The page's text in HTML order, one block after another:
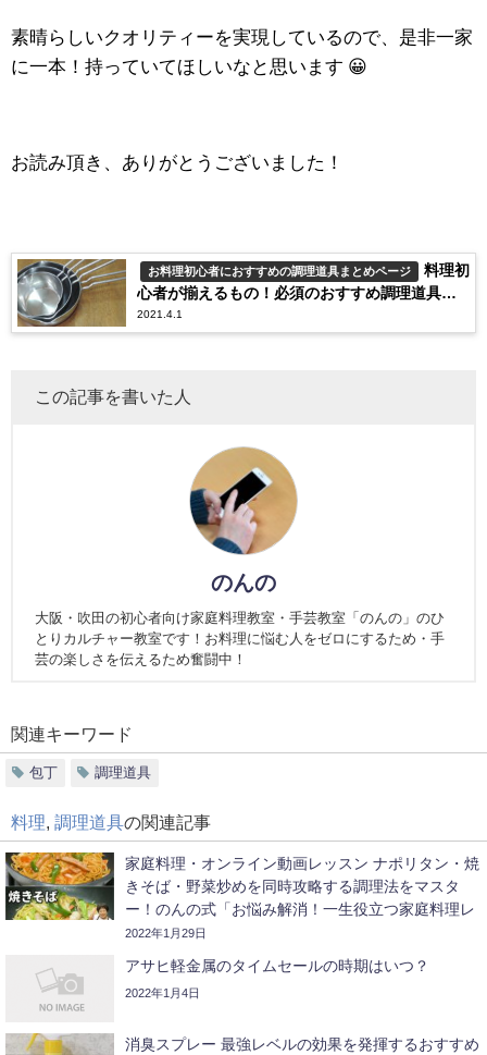
素晴らしいクオリティーを実現しているので、是非一家
に一本！持っていてほしいなと思います 😀
お読み頂き、ありがとうございました！
お料理初心者におすすめの調理道具まとめページ
料理初
心者が揃えるもの！必須のおすすめ調理道具と
調味料を紹介！
2021.4.1
この記事を書いた人
のんの
大阪・吹田の初心者向け家庭料理教室・手芸教室「のんの」のひ
とりカルチャー教室です！お料理に悩む人をゼロにするため・手
芸の楽しさを伝えるため奮闘中！
関連キーワード
包丁 調理道具
料理, 調理道具の関連記事
家庭料理・オンライン動画レッスン ナポリタン・焼
きそば・野菜炒めを同時攻略する調理法をマスタ
ー！のんの式「お悩み解消！一生役立つ家庭料理レ
ッスン」#11で使用している主な調味料・調理道具
2022年1月29日
アサヒ軽金属のタイムセールの時期はいつ？
2022年1月4日
消臭スプレー 最強レベルの効果を発揮するおすすめ